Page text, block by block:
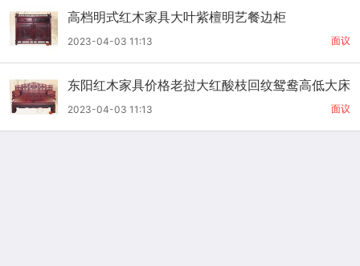
高档明式红木家具大叶紫檀明艺餐边柜
面议
2023-04-03 11:13
东阳红木家具价格老挝大红酸枝回纹鸳鸯高低大床
面议
2023-04-03 11:13